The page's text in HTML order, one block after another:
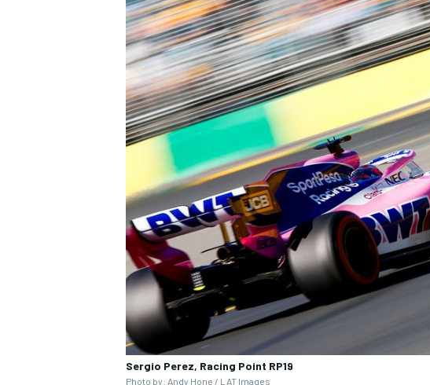
Sergio Perez, Racing Point RP19
Photo by: Andy Hone / LAT Images